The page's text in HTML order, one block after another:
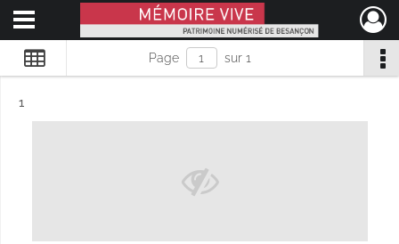
Mémoire Vive patrimoine numérisé de Besançon
Ouvrir le menu déroulant
Page sur 1
Résultat n°
1